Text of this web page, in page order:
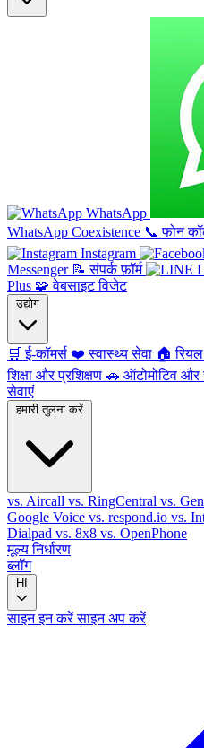
WhatsApp
WhatsApp Coexistence 📞 फोन
Instagram
Messenger 📝 संपर्क फ़ॉर्म
Plus 🧩 वेबसाइट विजेट
उद्योग
🛒 ई-कॉमर्स ❤️ स्वास्थ्य सेवा 🏠
शिक्षा और प्रशिक्षण 🚗 ऑटोमोटिव और
सेवाएं
हमारी तुलना करें
vs. Aircall vs. RingCentral vs.
Google Voice vs. respond.io vs.
Dialpad vs. 8x8 vs. OpenPhone
मूल्य निर्धारण
ब्लॉग
HI
साइन इन करेंसाइन अप करें